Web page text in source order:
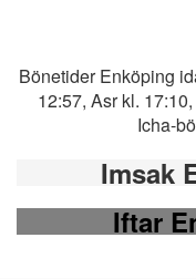
Bönetider Enköping
12:57, Asr kl.
Icha-
Imsak
Iftar